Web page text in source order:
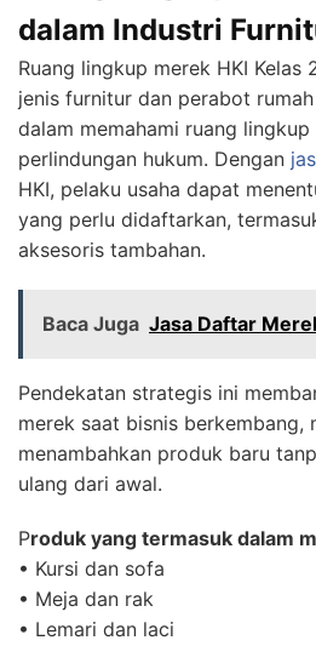
dalam Industri
Ruang lingkup merek HKI Kelas
jenis furnitur dan perabot
dalam memahami ruang
perlindungan hukum. Dengan
HKI, pelaku usaha dapat
yang perlu didaftarkan,
aksesoris tambahan.
Baca Juga Jasa Daftar
Pendekatan strategis ini
merek saat bisnis berkembang,
menambahkan produk baru
ulang dari awal.
Produk yang termasuk dalam
• Kursi dan sofa
• Meja dan rak
• Lemari dan laci